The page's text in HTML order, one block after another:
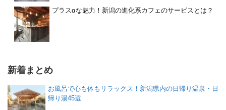
プラスαな魅力！新潟の進化系カフェのサービスとは？
新着まとめ
お風呂で心も体もリラックス！新潟県内の日帰り温泉・日
帰り湯45選